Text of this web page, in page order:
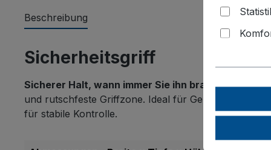
Beschreibung
Sicherheitsgriff
Sicherer Halt, wann immer Sie ihn brauchen:Der
und rutschfeste Griffzone. Ideal für Geländer,
für stabile Kontrolle.